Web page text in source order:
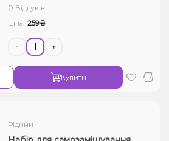
0 Відгуків
Ціна: 259₴
- +
Купити
Рідини